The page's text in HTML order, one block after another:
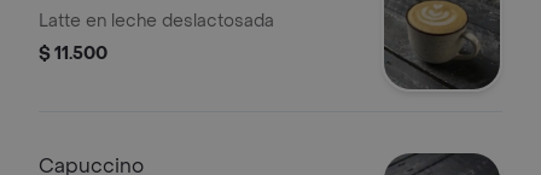
Latte en leche deslactosada
$ 11.500
Capuccino